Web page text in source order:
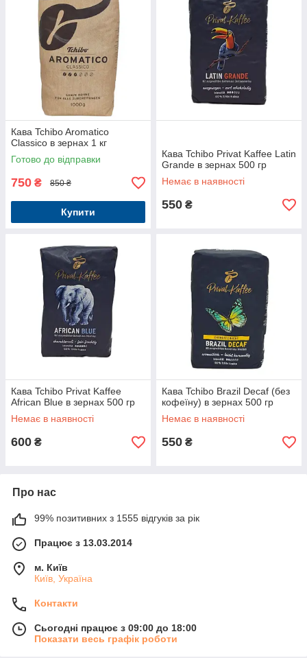
Кава Tchibo Aromatico
Classico в зернах 1 кг
Готово до відправки
750 ₴ 850 ₴
Купити
Кава Tchibo Privat Kaffee Latin
Grande в зернах 500 гр
Немає в наявності
550 ₴
Кава Tchibo Privat Kaffee
African Blue в зернах 500 гр
Немає в наявності
600 ₴
Кава Tchibo Brazil Decaf (без
кофеїну) в зернах 500 гр
Немає в наявності
550 ₴
Про нас
99% позитивних з 1555 відгуків за рік
Працює з 13.03.2014
м. Київ
Київ, Україна
Контакти
Сьогодні працює з 09:00 до 18:00
Показати весь графік роботи